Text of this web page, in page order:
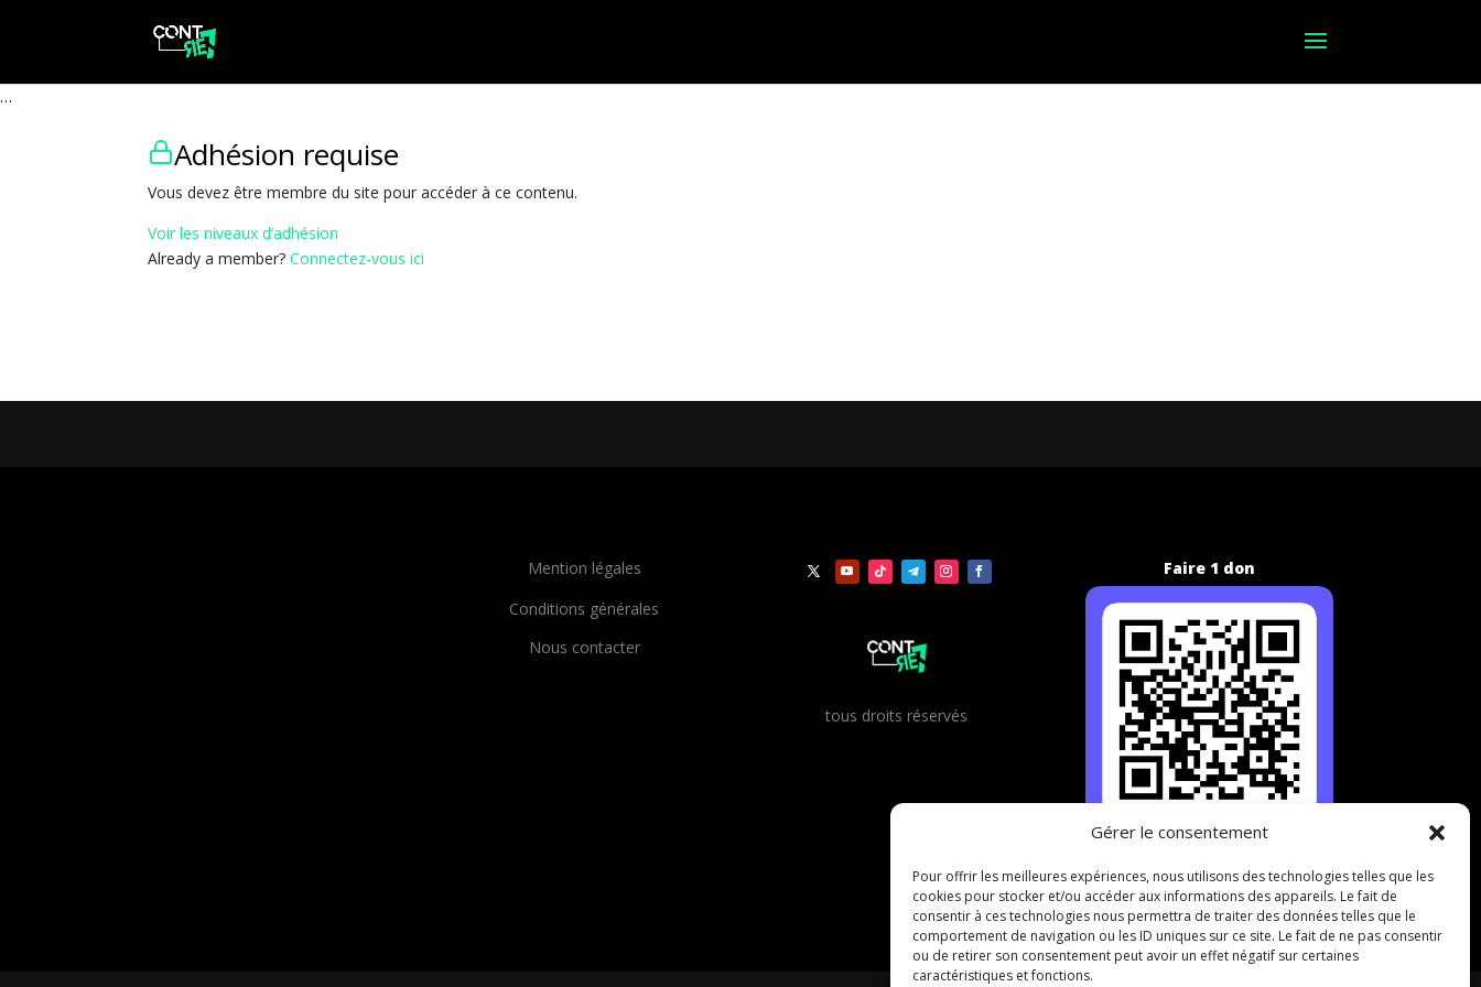
Gérer le consentement
Pour offrir les meilleures expériences, nous utilisons des technologies telles que les
cookies pour stocker et/ou accéder aux informations des appareils. Le fait de
consentir à ces technologies nous permettra de traiter des données telles que le
comportement de navigation ou les ID uniques sur ce site. Le fait de ne pas consentir
ou de retirer son consentement peut avoir un effet négatif sur certaines
caractéristiques et fonctions.
…
Adhésion requise
Vous devez être membre du site pour accéder à ce contenu.
Voir les niveaux d’adhésion
Already a member?Connectez-vous ici
Mention légales
Conditions générales
Nous contacter
tous droits réservés
Faire 1 don